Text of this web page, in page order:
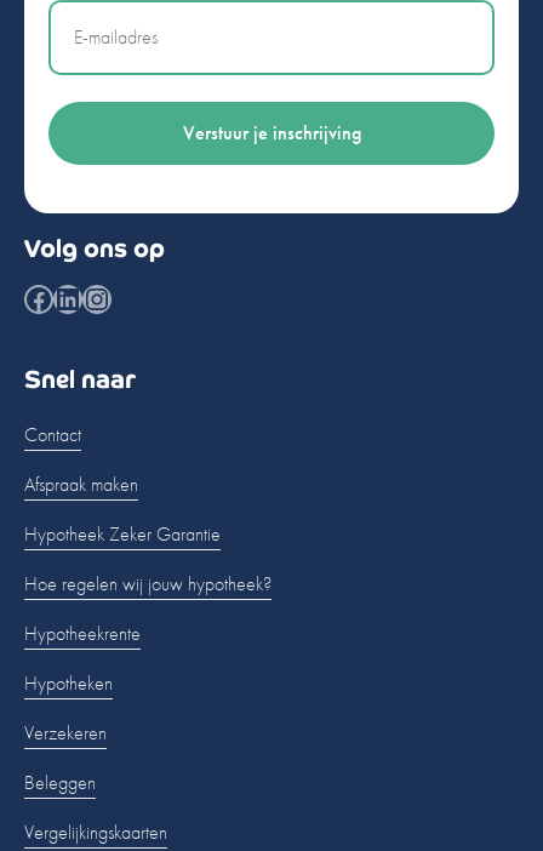
Email
Volg ons op
Facebook
LinkedIn
Instagram
Snel naar
Contact
Afspraak maken
Hypotheek Zeker Garantie
Hoe regelen wij jouw hypotheek?
Hypotheekrente
Hypotheken
Verzekeren
Beleggen
Vergelijkingskaarten